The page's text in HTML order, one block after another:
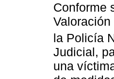
Conforme
la Policía
Judicial,
una